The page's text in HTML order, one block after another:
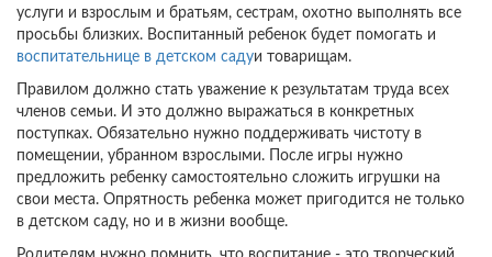
услуги и взрослым и братьям, сестрам, охотно выполнять все
просьбы близких. Воспитанный ребенок будет помогать и
воспитательнице в детском садуи товарищам.
Правилом должно стать уважение к результатам труда всех
членов семьи. И это должно выражаться в конкретных
поступках. Обязательно нужно поддерживать чистоту в
помещении, убранном взрослыми. После игры нужно
предложить ребенку самостоятельно сложить игрушки на
свои места. Опрятность ребенка может пригодится не только
в детском саду, но и в жизни вообще.